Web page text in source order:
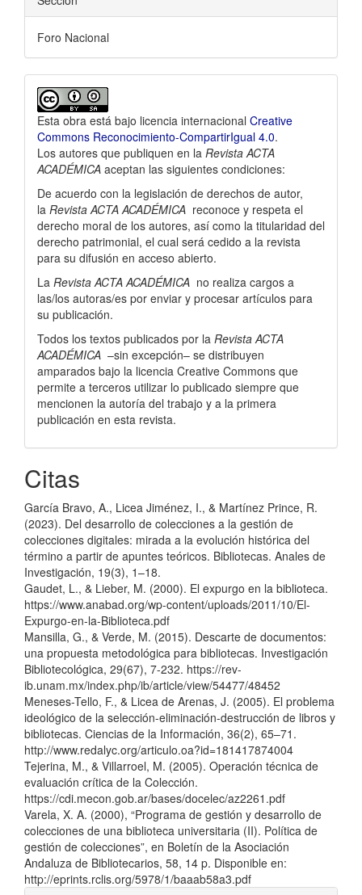
Foro Nacional
Esta obra está bajo licencia internacional Creative
Commons Reconocimiento-CompartirIgual 4.0.
Los autores que publiquen en la Revista ACTA
ACADÉMICA aceptan las siguientes condiciones:
De acuerdo con la legislación de derechos de autor,
la Revista ACTA ACADÉMICA reconoce y respeta el
derecho moral de los autores, así­ como la titularidad del
derecho patrimonial, el cual será cedido a la revista
para su difusión en acceso abierto.
La Revista ACTA ACADÉMICA no realiza cargos a
las/los autoras/es por enviar y procesar artí­culos para
su publicación.
Todos los textos publicados por la Revista ACTA
ACADÉMICA –sin excepción– se distribuyen
amparados bajo la licencia Creative Commons que
permite a terceros utilizar lo publicado siempre que
mencionen la autorí­a del trabajo y a la primera
publicación en esta revista.
Citas
García Bravo, A., Licea Jiménez, I., & Martínez Prince, R.
(2023). Del desarrollo de colecciones a la gestión de
colecciones digitales: mirada a la evolución histórica del
término a partir de apuntes teóricos. Bibliotecas. Anales de
Investigación, 19(3), 1–18.
Gaudet, L., & Lieber, M. (2000). El expurgo en la biblioteca.
https://www.anabad.org/wp-content/uploads/2011/10/El-
Expurgo-en-la-Biblioteca.pdf
Mansilla, G., & Verde, M. (2015). Descarte de documentos:
una propuesta metodológica para bibliotecas. Investigación
Bibliotecológica, 29(67), 7-232. https://rev-
ib.unam.mx/index.php/ib/article/view/54477/48452
Meneses-Tello, F., & Licea de Arenas, J. (2005). El problema
ideológico de la selección-eliminación-destrucción de libros y
bibliotecas. Ciencias de la Información, 36(2), 65–71.
http://www.redalyc.org/articulo.oa?id=181417874004
Tejerina, M., & Villarroel, M. (2005). Operación técnica de
evaluación crítica de la Colección.
https://cdi.mecon.gob.ar/bases/docelec/az2261.pdf
Varela, X. A. (2000), “Programa de gestión y desarrollo de
colecciones de una biblioteca universitaria (II). Política de
gestión de colecciones”, en Boletín de la Asociación
Andaluza de Bibliotecarios, 58, 14 p. Disponible en:
http://eprints.rclis.org/5978/1/baaab58a3.pdf